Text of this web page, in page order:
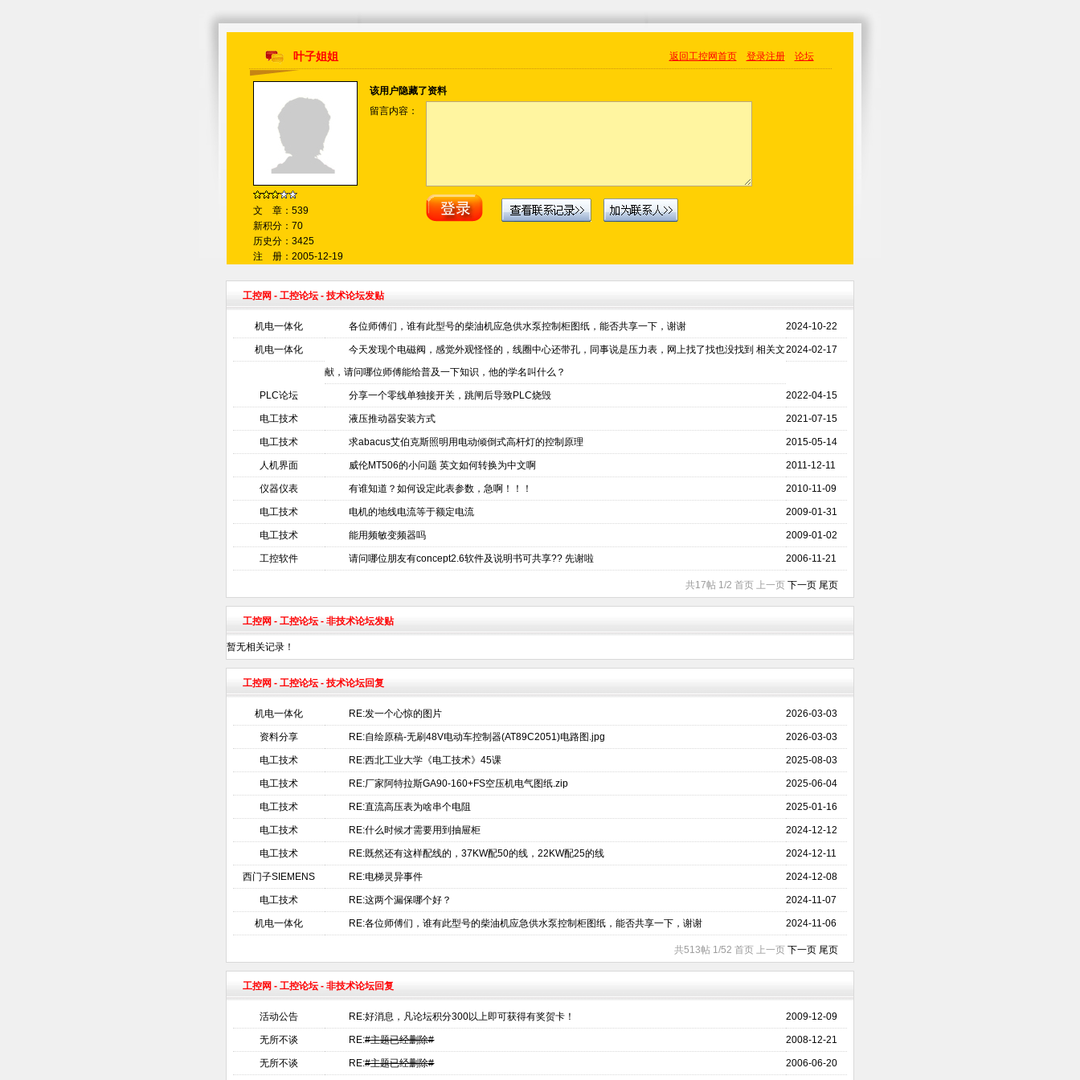
叶子姐姐 返回工控网首页 登录注册 论坛
文 章：539
新积分：70
历史分：3425
注 册：2005-12-19
该用户隐藏了资料
留言内容：
工控网 - 工控论坛- 技术论坛发贴
机电一体化 各位师傅们，谁有此型号的柴油机应急供水泵控制柜图纸，能否共享一下，谢谢 2024-10-22
机电一体化
今天发现个电磁阀，感觉外观怪怪的，线圈中心还带孔，同事说是压力表，网上找了找也没找到 相关文
献，请问哪位师傅能给普及一下知识，他的学名叫什么？
2024-02-17
PLC论坛 分享一个零线单独接开关，跳闸后导致PLC烧毁 2022-04-15
电工技术 液压推动器安装方式 2021-07-15
电工技术 求abacus艾伯克斯照明用电动倾倒式高杆灯的控制原理 2015-05-14
人机界面 威伦MT506的小问题 英文如何转换为中文啊 2011-12-11
仪器仪表 有谁知道？如何设定此表参数，急啊！！！ 2010-11-09
电工技术 电机的地线电流等于额定电流 2009-01-31
电工技术 能用频敏变频器吗 2009-01-02
工控软件 请问哪位朋友有concept2.6软件及说明书可共享?? 先谢啦 2006-11-21
共17帖 1/2 首页 上一页 下一页 尾页
工控网 - 工控论坛- 非技术论坛发贴
暂无相关记录！
工控网 - 工控论坛- 技术论坛回复
机电一体化 RE:发一个心惊的图片 2026-03-03
资料分享 RE:自绘原稿-无刷48V电动车控制器(AT89C2051)电路图.jpg 2026-03-03
电工技术 RE:西北工业大学《电工技术》45课 2025-08-03
电工技术 RE:厂家阿特拉斯GA90-160+FS空压机电气图纸.zip 2025-06-04
电工技术 RE:直流高压表为啥串个电阻 2025-01-16
电工技术 RE:什么时候才需要用到抽屉柜 2024-12-12
电工技术 RE:既然还有这样配线的，37KW配50的线，22KW配25的线 2024-12-11
西门子SIEMENS RE:电梯灵异事件 2024-12-08
电工技术 RE:这两个漏保哪个好？ 2024-11-07
机电一体化 RE:各位师傅们，谁有此型号的柴油机应急供水泵控制柜图纸，能否共享一下，谢谢 2024-11-06
共513帖 1/52 首页 上一页 下一页 尾页
工控网 - 工控论坛- 非技术论坛回复
活动公告 RE:好消息，凡论坛积分300以上即可获得有奖贺卡！ 2009-12-09
无所不谈 RE:#主题已经删除# 2008-12-21
无所不谈 RE:#主题已经删除# 2006-06-20